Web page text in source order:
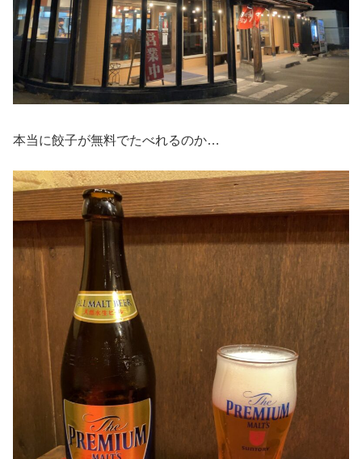
本当に餃子が無料でたべれるのか…